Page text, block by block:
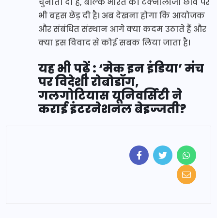
भी बहस छेड़ दी है। अब देखना होगा कि आयोजक
और संबंधित संस्थान आगे क्या कदम उठाते हैं और
क्या इस विवाद से कोई सबक लिया जाता है।
यह भी पढ़ें : ‘मेक इन इंडिया’ मंच
पर विदेशी रोबोडॉग,
गलगोटियास यूनिवर्सिटी ने
कराई इंटरनेशनल बेइज्जती?